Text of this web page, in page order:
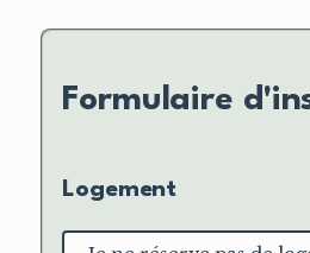
Formulaire
Logement
Choix